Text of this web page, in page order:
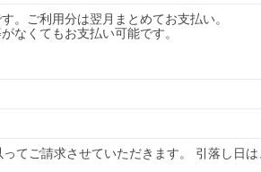
。ご利用分は翌月まとめてお支払い。
なくてもお支払い可能です。
てご請求させていただきます。 引落し日